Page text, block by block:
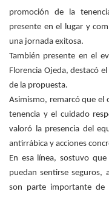
promoción de la
presente en el lugar y
una jornada exitosa.
También presente en el
Florencia Ojeda, destacó
de la propuesta.
Asimismo, remarcó que el
tenencia y el cuidado
valoró la presencia del
antirrábica y acciones
En esa línea, sostuvo
puedan sentirse seguros,
son parte importante de